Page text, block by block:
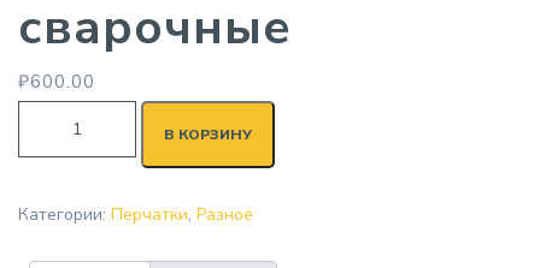
сварочные
₽600.00
В КОРЗИНУ
Категории: Перчатки, Разное